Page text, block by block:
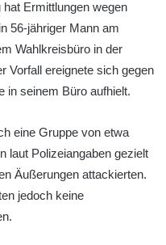
hat Ermittlungen wegen
56-jähriger Mann am
Wahlkreisbüro in der
Vorfall ereignete sich gegen
in seinem Büro aufhielt.
eine Gruppe von etwa
laut Polizeiangaben gezielt
Äußerungen attackierten.
jedoch keine